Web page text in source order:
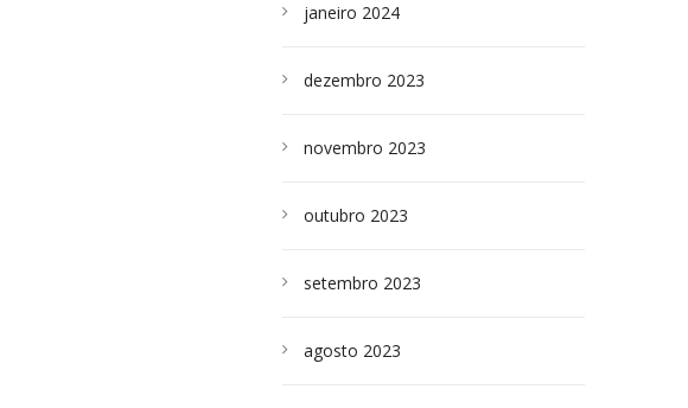
janeiro 2024
dezembro 2023
novembro 2023
outubro 2023
setembro 2023
agosto 2023